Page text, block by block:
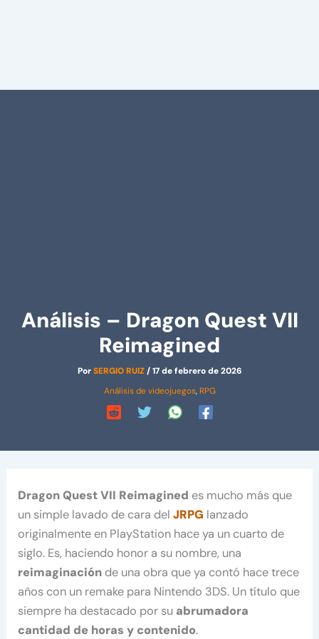
Análisis – Dragon Quest VII
Reimagined
PorSERGIO RUIZ/17 de febrero de 2026
Análisis de videojuegos, RPG
Dragon Quest VII Reimagined es mucho más que
un simple lavado de cara delJRPG lanzado
originalmente en PlayStation hace ya un cuarto de
siglo. Es, haciendo honor a su nombre, una
reimaginación de una obra que ya contó hace trece
años con un remake para Nintendo 3DS. Un título que
siempre ha destacado por su abrumadora
cantidad de horas y contenido.